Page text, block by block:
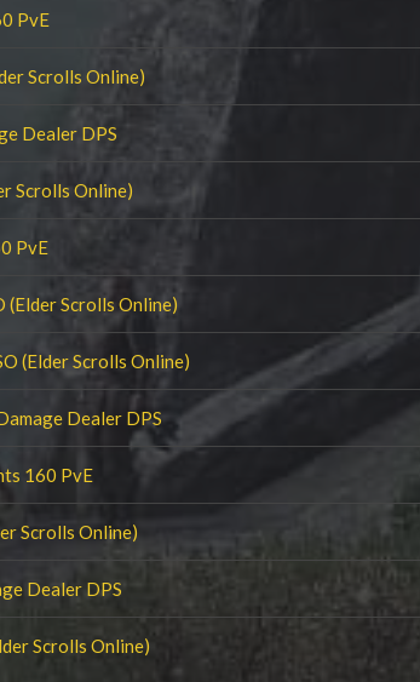
PvE
Scrolls Online)
Dealer DPS
Scrolls Online)
PvE
(Elder Scrolls Online)
(Elder Scrolls Online)
Dealer DPS
160 PvE
Scrolls Online)
Dealer DPS
Scrolls Online)